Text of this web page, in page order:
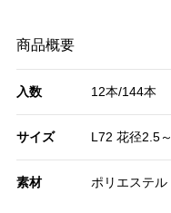
商品概要
入数 12本/144本
サイズ L72 花径2.5
素材 ポリエステ